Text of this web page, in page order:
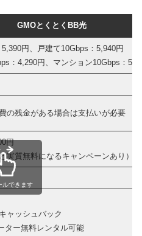
GMOとくとくBB光
円、戸建て10Gbps：5,940円
：4,290円、マンション10Gbps：
の残金がある場合は支払いが必要
円
実質無料になるキャンペーンあり）
ャッシュバック
ター無料レンタル可能
ルできます